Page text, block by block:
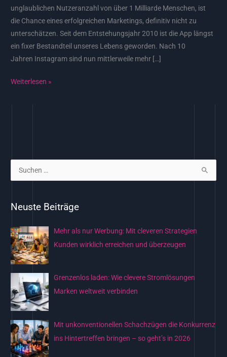
unglaublichen Nutzeranzahl von über 1 Milliarde Menschen, ist
die Chance eines erfolgreichen Marketings, definitiv nicht zu
unterschätzen. Seit dem Entstehungsjahr 2010 ist die App längst
ein fixer Bestandteil unseres Lebens geworden. Nach 10
Jahren Instagram sind nun mittlerweile mehr […]
Weiterlesen »
e
n
n
h
:
Neuste Beiträge
Mehr als nur Werbung: Mit cleveren Strategien
Kunden wirklich erreichen und überzeugen
Grenzenlos laden: Wie clevere Stromlösungen
Marken weltweit verbinden
Mit unkonventionellen Schachzügen die Konkurrenz
ins Hintertreffen bringen – so geht’s in 2026